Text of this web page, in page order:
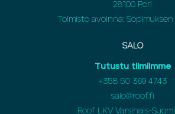
28100 Pori
Toimisto avoinna:
SALO
Tutustu tiimiimme
+358 50 369 4743
salo@roof.fi
Roof LKV Varsinais-